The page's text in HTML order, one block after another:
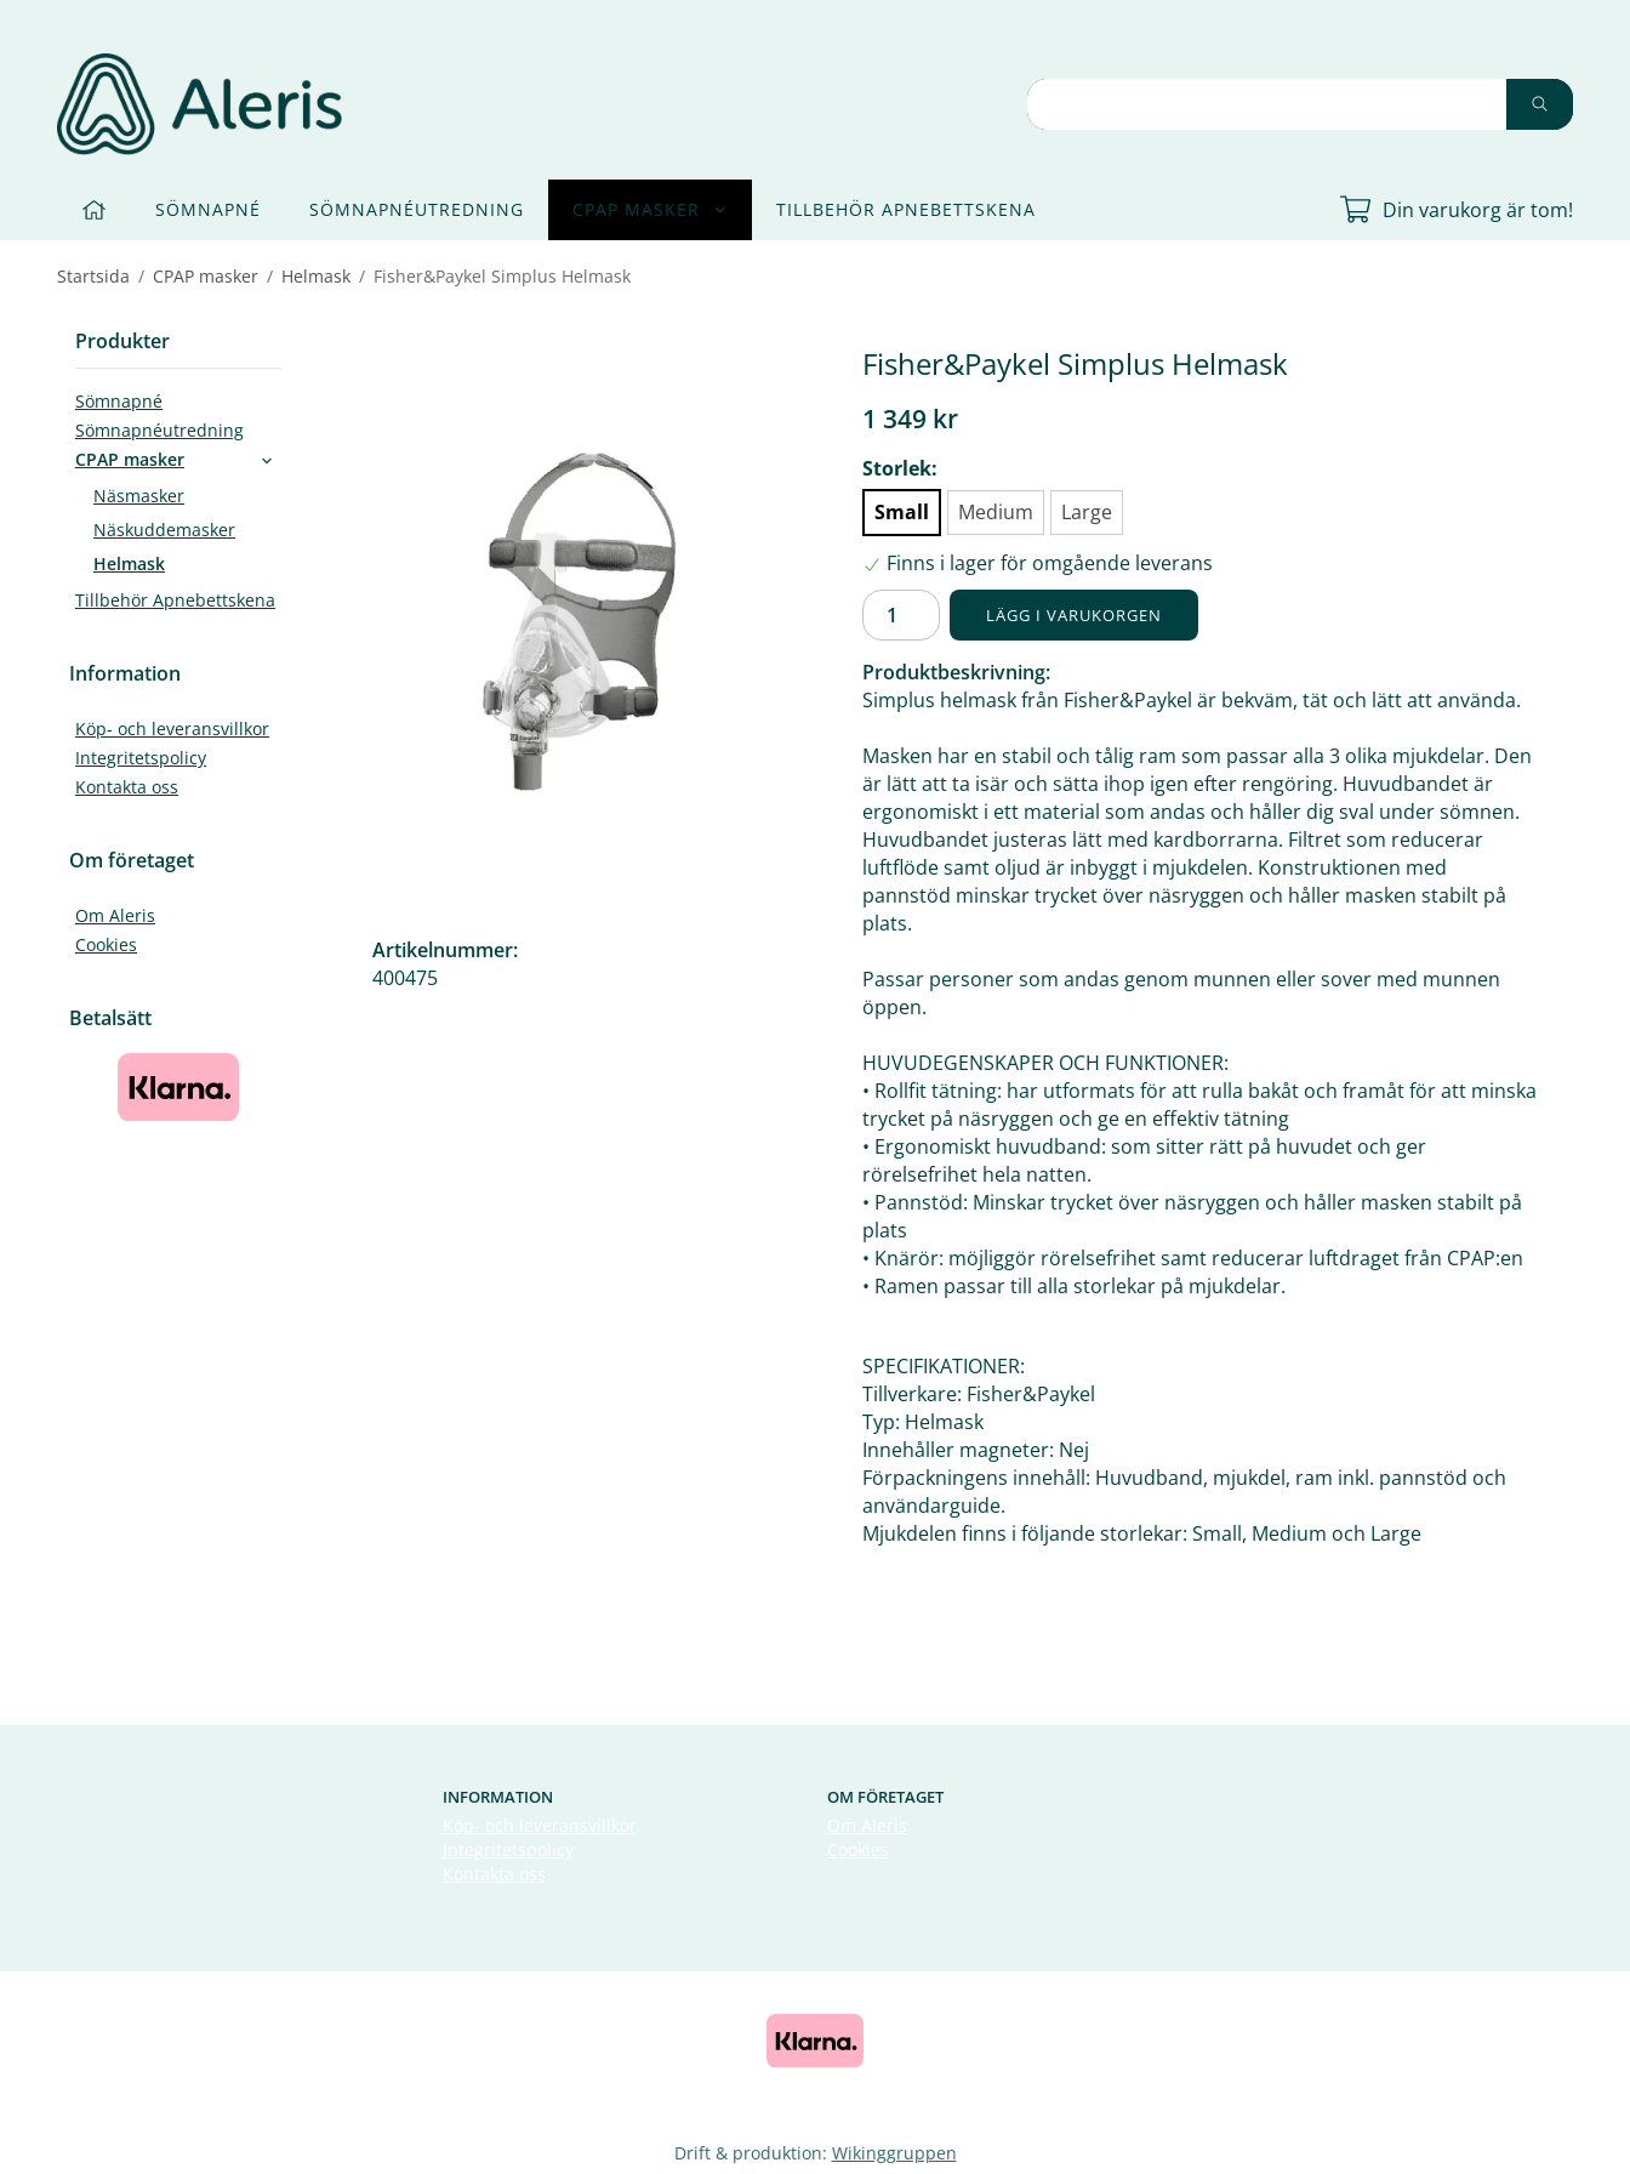
SÖMNAPNÉ SÖMNAPNÉUTREDNING CPAP MASKER TILLBEHÖR APNEBETTSKENA Din varukorg är tom!
Startsida / CPAP masker / Helmask / Fisher&Paykel Simplus Helmask
Produkter
Sömnapné
Sömnapnéutredning
CPAP masker
Näsmasker
Näskuddemasker
Helmask
Tillbehör Apnebettskena
Information
Köp- och leveransvillkor
Integritetspolicy
Kontakta oss
Om företaget
Om Aleris
Cookies
Betalsätt
Fisher&Paykel Simplus Helmask
1 349 kr
Storlek:
Small
Medium
Large
Finns i lager för omgående leverans
LÄGG I VARUKORGEN
Produktbeskrivning:
Simplus helmask från Fisher&Paykel är bekväm, tät och lätt att använda.
Masken har en stabil och tålig ram som passar alla 3 olika mjukdelar. Den
är lätt att ta isär och sätta ihop igen efter rengöring. Huvudbandet är
ergonomiskt i ett material som andas och håller dig sval under sömnen.
Huvudbandet justeras lätt med kardborrarna. Filtret som reducerar
luftflöde samt oljud är inbyggt i mjukdelen. Konstruktionen med
pannstöd minskar trycket över näsryggen och håller masken stabilt på
plats.
Passar personer som andas genom munnen eller sover med munnen
öppen.
HUVUDEGENSKAPER OCH FUNKTIONER:
• Rollfit tätning: har utformats för att rulla bakåt och framåt för att minska
trycket på näsryggen och ge en effektiv tätning
• Ergonomiskt huvudband: som sitter rätt på huvudet och ger
rörelsefrihet hela natten.
• Pannstöd: Minskar trycket över näsryggen och håller masken stabilt på
plats
• Knärör: möjliggör rörelsefrihet samt reducerar luftdraget från CPAP:en
• Ramen passar till alla storlekar på mjukdelar.
SPECIFIKATIONER:
Tillverkare: Fisher&Paykel
Typ: Helmask
Innehåller magneter: Nej
Förpackningens innehåll: Huvudband, mjukdel, ram inkl. pannstöd och
användarguide.
Mjukdelen finns i följande storlekar: Small, Medium och Large
Artikelnummer:
400475
INFORMATION OM FÖRETAGET
Drift & produktion: Wikinggruppen